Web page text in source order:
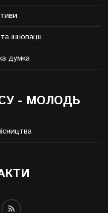
інновації
думка
- МОЛОДЬ